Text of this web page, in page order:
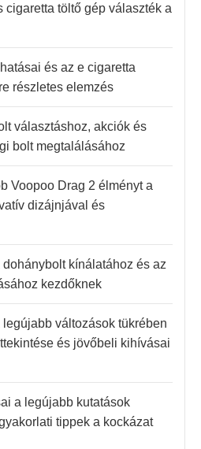
cigaretta töltő gép választék a
és az e cigaretta
részletes elemzés
választáshoz, akciók és
bolt megtalálásához
Voopoo Drag 2 élményt a
dizájnjával és
dohánybolt kínálatához és az
kezdőknek
változások tükrében
és jövőbeli kihívásai
a legújabb kutatások
tippek a kockázat